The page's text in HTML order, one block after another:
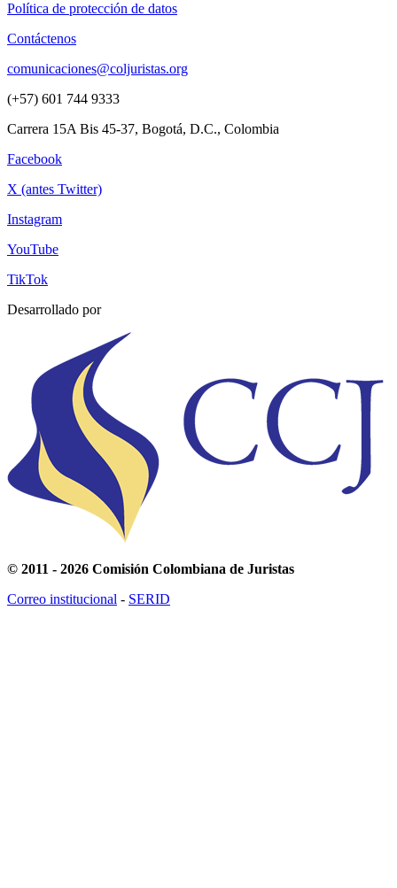
Política de protección de datos
Contáctenos
comunicaciones@coljuristas.org
(+57) 601 744 9333
Carrera 15A Bis 45-37, Bogotá, D.C., Colombia
Facebook
X (antes Twitter)
Instagram
YouTube
TikTok
Desarrollado por
© 2011 - 2026 Comisión Colombiana de Juristas
Correo institucional - SERID